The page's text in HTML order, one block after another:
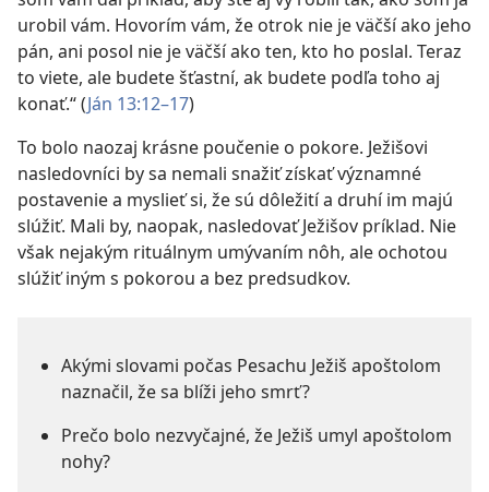
urobil vám. Hovorím vám, že otrok nie je väčší ako jeho
pán, ani posol nie je väčší ako ten, kto ho poslal. Teraz
to viete, ale budete šťastní, ak budete podľa toho aj
konať.“ (Ján 13:12–17)
To bolo naozaj krásne poučenie o pokore. Ježišovi
nasledovníci by sa nemali snažiť získať významné
postavenie a myslieť si, že sú dôležití a druhí im majú
slúžiť. Mali by, naopak, nasledovať Ježišov príklad. Nie
však nejakým rituálnym umývaním nôh, ale ochotou
slúžiť iným s pokorou a bez predsudkov.
Akými slovami počas Pesachu Ježiš apoštolom
naznačil, že sa blíži jeho smrť?
Prečo bolo nezvyčajné, že Ježiš umyl apoštolom
nohy?